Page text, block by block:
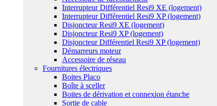
Interrupteur Différentiel Resi9 XE (logement)
Interrupteur Différentiel Resi9 XP (logement)
Disjoncteur Resi9 XE (logement)
Disjoncteur Resi9 XP (logement)
Disjoncteur Différentiel Resi9 XP (logement)
Démarreurs moteur
Accessoire de réseau
Fournitures électriques
Boites Placo
Boîte à sceller
Boites de dérivation et connexion étanche
Sortie de cable